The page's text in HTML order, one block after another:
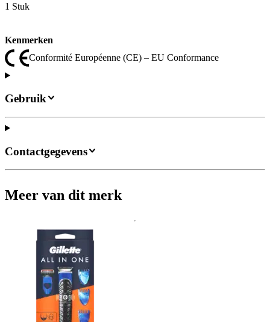
1 Stuk
Kenmerken
Conformité Européenne (CE) – EU Conformance
Gebruik
Contactgegevens
Meer van dit merk